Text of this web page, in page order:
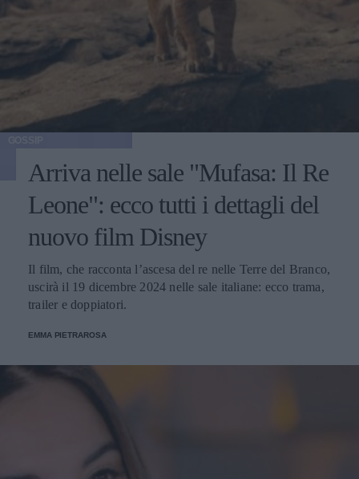
Arriva nelle sale "Mufasa: Il Re
Leone": ecco tutti i dettagli del
nuovo film Disney
Il film, che racconta l’ascesa del re nelle Terre del Branco,
uscirà il 19 dicembre 2024 nelle sale italiane: ecco trama,
trailer e doppiatori.
EMMA PIETRAROSA